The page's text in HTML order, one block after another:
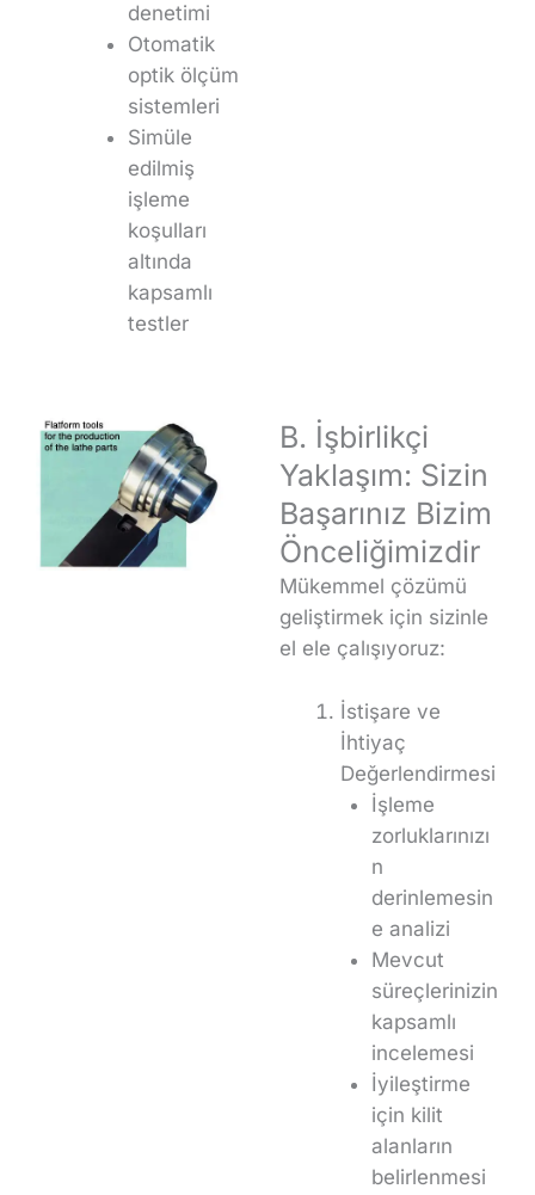
denetimi
Otomatik
optik ölçüm
sistemleri
Simüle
edilmiş
işleme
koşulları
altında
kapsamlı
testler
B. İşbirlikçi
Yaklaşım: Sizin
Başarınız Bizim
Önceliğimizdir
Mükemmel çözümü
geliştirmek için sizinle
el ele çalışıyoruz:
İstişare ve
İhtiyaç
Değerlendirmesi
İşleme
zorluklarınızı
n
derinlemesin
e analizi
Mevcut
süreçlerinizin
kapsamlı
incelemesi
İyileştirme
için kilit
alanların
belirlenmesi